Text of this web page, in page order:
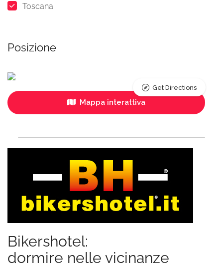
Toscana
Posizione
Mappa interattiva
Get Directions
Bikershotel:
dormire nelle vicinanze